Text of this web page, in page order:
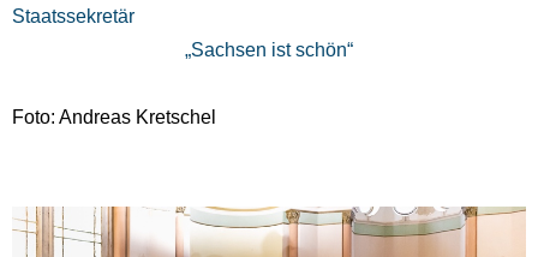
Staatssekretär
„Sachsen ist schön“
Foto: Andreas Kretschel